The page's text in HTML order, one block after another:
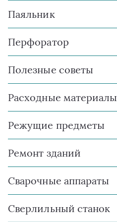
Паяльник
Перфоратор
Полезные советы
Расходные материалы
Режущие предметы
Ремонт зданий
Сварочные аппараты
Сверлильный станок